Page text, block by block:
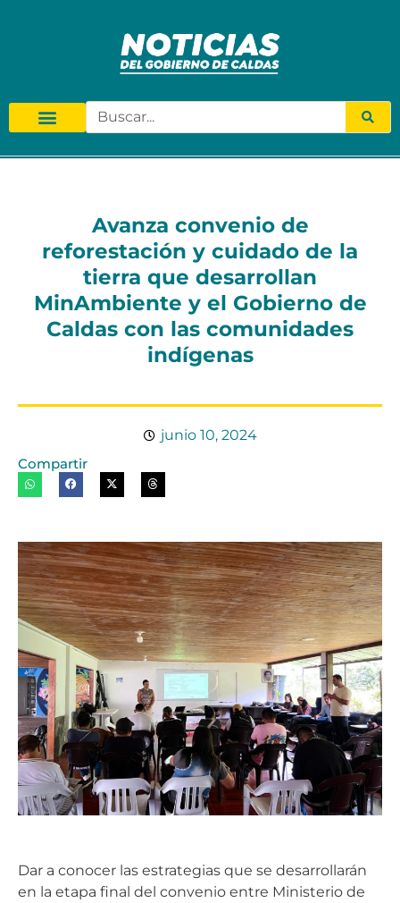
Avanza convenio de
reforestación y cuidado de la
tierra que desarrollan
MinAmbiente y el Gobierno de
Caldas con las comunidades
indígenas
junio 10, 2024
Compartir
Dar a conocer las estrategias que se desarrollarán
en la etapa final del convenio entre Ministerio de